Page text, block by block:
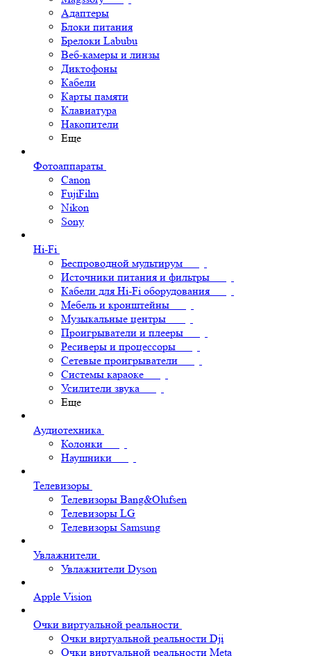
Адаптеры
Блоки питания
Брелоки Labubu
Веб-камеры и линзы
Диктофоны
Кабели
Карты памяти
Клавиатура
Накопители
Еще
Фотоаппараты
Canon
FujiFilm
Nikon
Sony
Hi-Fi
Беспроводной мультирум
Источники питания и фильтры
Кабели для Hi-Fi оборудования
Мебель и кронштейны
Музыкальные центры
Проигрыватели и плееры
Ресиверы и процессоры
Сетевые проигрыватели
Системы караоке
Усилители звука
Еще
Аудиотехника
Колонки
Наушники
Телевизоры
Телевизоры Bang&Olufsen
Телевизоры LG
Телевизоры Samsung
Увлажнители
Увлажнители Dyson
Apple Vision
Очки виртуальной реальности
Очки виртуальной реальности Dji
Очки виртуальной реальности Meta